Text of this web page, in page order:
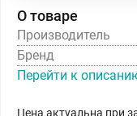
О товаре
Производитель
Бренд
Перейти к
Цена актуальна при